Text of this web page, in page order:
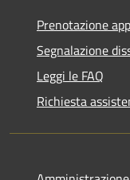
Prenotazione
Segnalazione
Leggi le FAQ
Richiesta